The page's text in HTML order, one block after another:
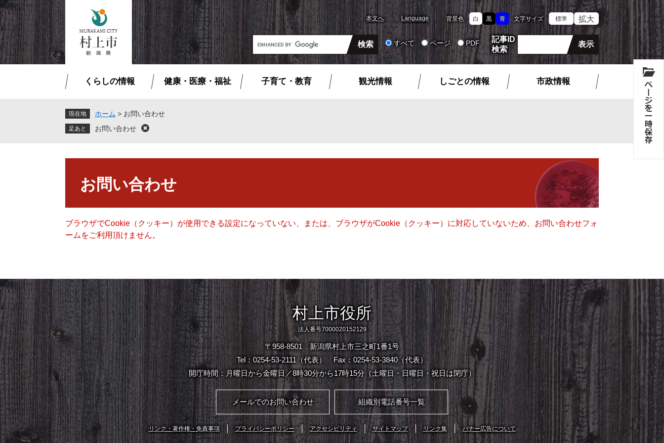
ペ
ー
ジ
の
先
頭
メ
ニ
ュ
ー
を
飛
本文へ Language 背景色 白 黒 青 文字サイズ 標準 拡大
G
o
o
検
すべて ページ PDF
記事ID
検索
くらしの情報 健康・医療・福祉 子育て・教育 観光情報 しごとの情報 市政情報
現在地 ホーム > お問い合わせ
お問い合わせ
閉
お問い合わせ
ブラウザでCookie（クッキー）が使用できる設定になっていない、または、ブラウザがCookie（クッキー）に対応していないため、お問い合わせフォ
ームをご利用頂けません。
村上市役所
法人番号7000020152129
〒958-8501 新潟県村上市三之町1番1号
Tel：0254-53-2111（代表）
Fax：0254-53-3840（代表）
開庁時間：月曜日から金曜日／8時30分から17時15分（土曜日・日曜日・祝日は閉庁）
メールでのお問い合わせ 組織別電話番号一覧
リンク・著作権・免責事項 プライバシーポリシー アクセシビリティ サイトマップ リンク集 バナー広告について